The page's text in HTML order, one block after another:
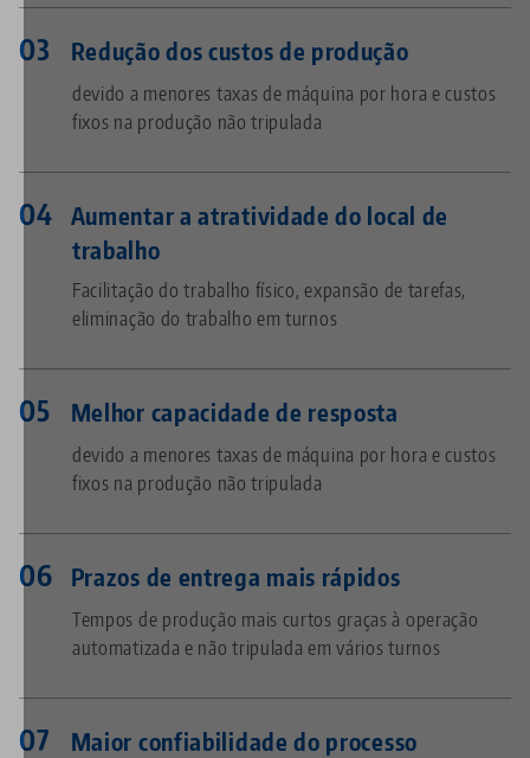
Redução dos custos de produção
devido a menores taxas de máquina por hora e custos
fixos na produção não tripulada
Aumentar a atratividade do local de
trabalho
Facilitação do trabalho físico, expansão de tarefas,
eliminação do trabalho em turnos
Melhor capacidade de resposta
devido a menores taxas de máquina por hora e custos
fixos na produção não tripulada
Prazos de entrega mais rápidos
Tempos de produção mais curtos graças à operação
automatizada e não tripulada em vários turnos
Maior confiabilidade do processo